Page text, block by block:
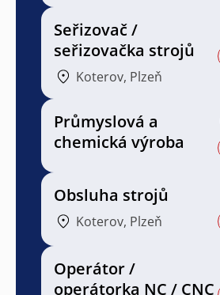
Seřizovač /
seřizovačka strojů
Koterov, Plzeň
Průmyslová a
chemická výroba
Obsluha strojů
Koterov, Plzeň
Operátor /
operátorka NC / CNC